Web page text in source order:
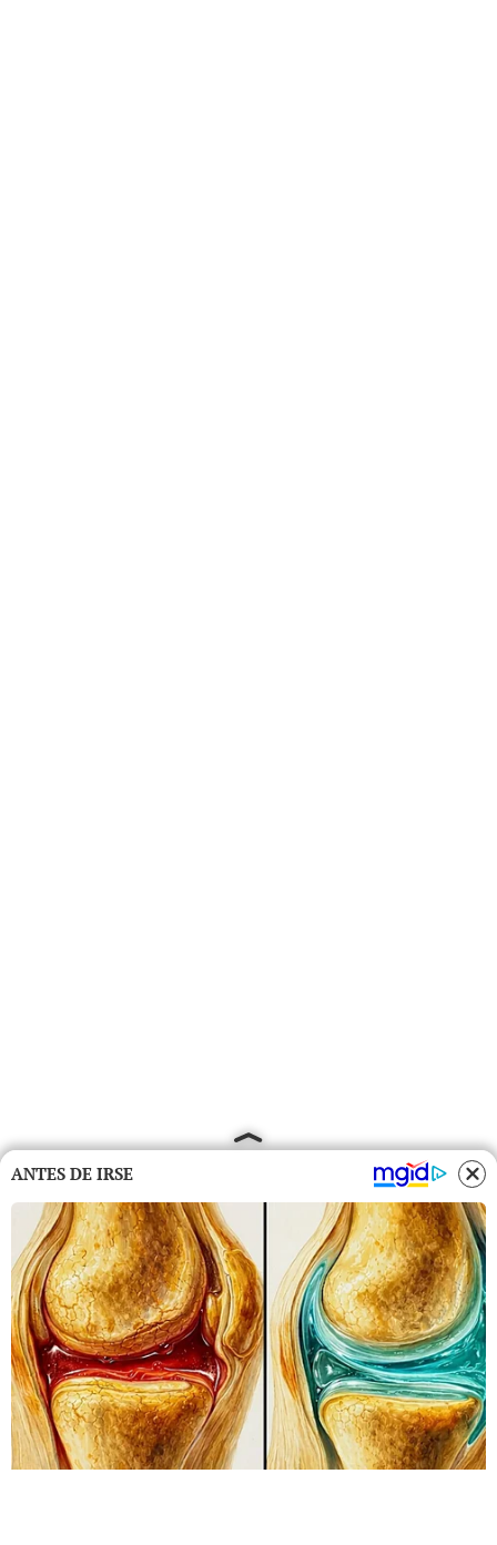
ANTES DE IRSE